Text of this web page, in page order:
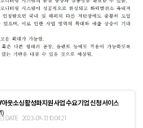
웃소싱활성화지원사업 수요기업 신청서이스
| DATE : 2023-09-13 10:04:21